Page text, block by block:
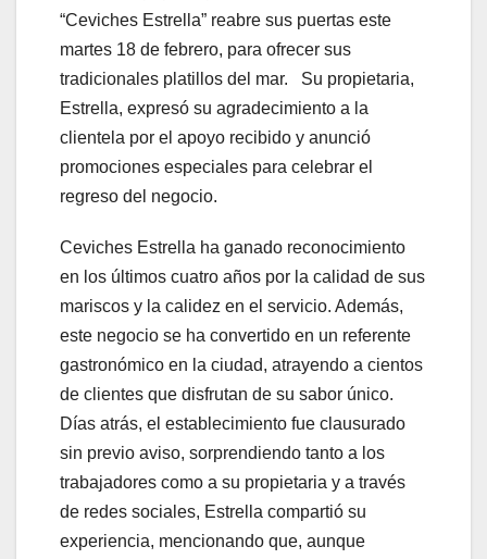
“Ceviches Estrella” reabre sus puertas este
martes 18 de febrero, para ofrecer sus
tradicionales platillos del mar. Su propietaria,
Estrella, expresó su agradecimiento a la
clientela por el apoyo recibido y anunció
promociones especiales para celebrar el
regreso del negocio.
Ceviches Estrella ha ganado reconocimiento
en los últimos cuatro años por la calidad de sus
mariscos y la calidez en el servicio. Además,
este negocio se ha convertido en un referente
gastronómico en la ciudad, atrayendo a cientos
de clientes que disfrutan de su sabor único.
Días atrás, el establecimiento fue clausurado
sin previo aviso, sorprendiendo tanto a los
trabajadores como a su propietaria y a través
de redes sociales, Estrella compartió su
experiencia, mencionando que, aunque